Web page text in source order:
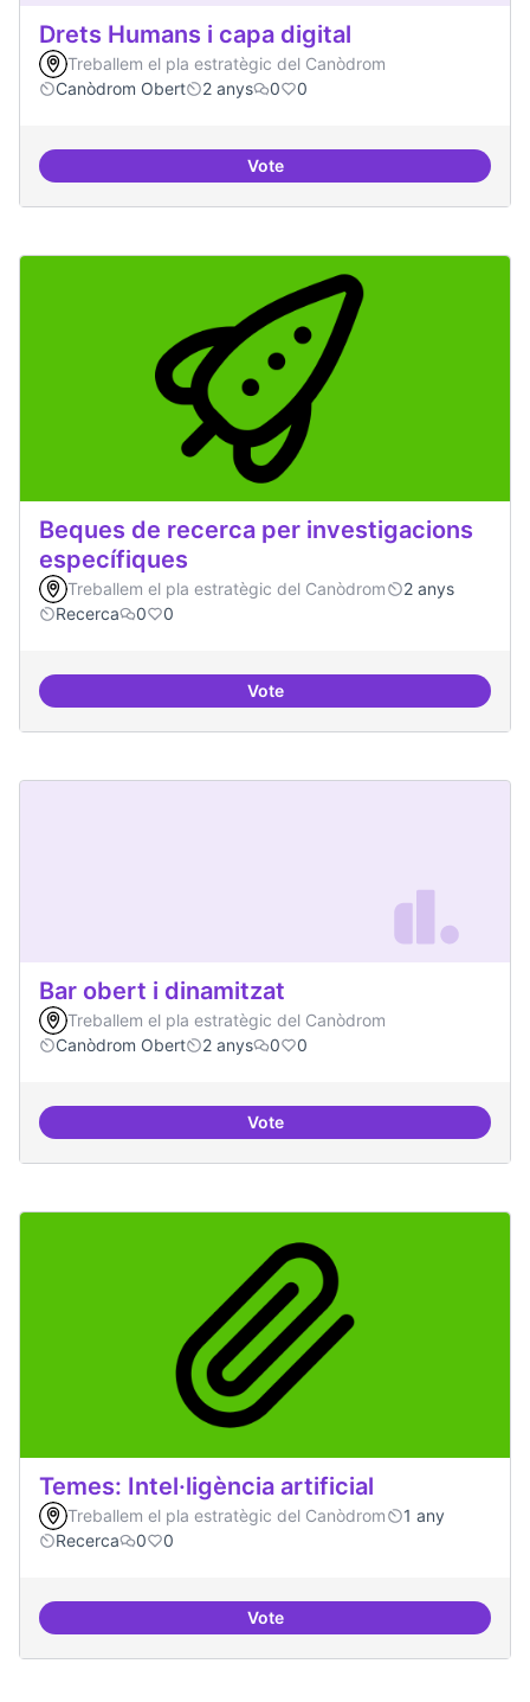
Drets Humans i capa digital
Treballem el pla estratègic del Canòdrom
Canòdrom Obert
2 anys 0 0
VoteDrets Humans i capa digital
Beques de recerca per investigacions
específiques
Treballem el pla estratègic del Canòdrom
2 anys
Recerca
0 0
VoteBeques de recerca per
Bar obert i dinamitzat
Treballem el pla estratègic del Canòdrom
Canòdrom Obert
2 anys 0 0
VoteBar obert i dinamitzat
Temes: Intel·ligència artificial
Treballem el pla estratègic del Canòdrom
1 any
Recerca
0 0
VoteTemes: Intel·ligència artificial